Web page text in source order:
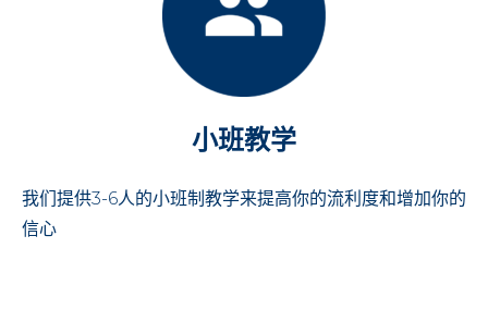
小班教学
我们提供3-6人的小班制教学来提高你的流利度和增加你的
信心